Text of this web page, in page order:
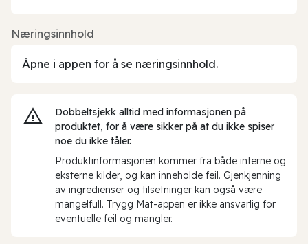
Næringsinnhold
Åpne i appen for å se næringsinnhold.
Dobbeltsjekk alltid med informasjonen på
produktet, for å være sikker på at du ikke spiser
noe du ikke tåler.
Produktinformasjonen kommer fra både interne og
eksterne kilder, og kan inneholde feil. Gjenkjenning
av ingredienser og tilsetninger kan også være
mangelfull. Trygg Mat-appen er ikke ansvarlig for
eventuelle feil og mangler.